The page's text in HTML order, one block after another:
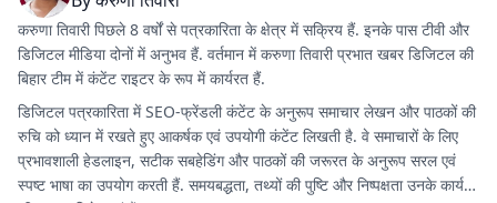
करुणा तिवारी पिछले 8 वर्षों से पत्रकारिता के क्षेत्र में सक्रिय हैं. इनके पास टीवी और
डिजिटल मीडिया दोनों में अनुभव हैं. वर्तमान में करुणा तिवारी प्रभात खबर डिजिटल की
बिहार टीम में कंटेंट राइटर के रूप में कार्यरत हैं.
डिजिटल पत्रकारिता में SEO-फ्रेंडली कंटेंट के अनुरूप समाचार लेखन और पाठकों की
रुचि को ध्यान में रखते हुए आकर्षक एवं उपयोगी कंटेंट लिखती है. वे समाचारों के लिए
प्रभावशाली हेडलाइन, सटीक सबहेडिंग और पाठकों की जरूरत के अनुरूप सरल एवं
स्पष्ट भाषा का उपयोग करती हैं. समयबद्धता, तथ्यों की पुष्टि और निष्पक्षता उनके कार्य